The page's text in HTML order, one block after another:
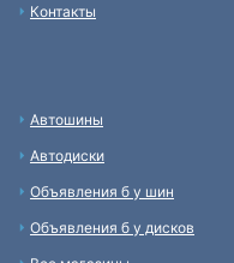
Контакты
Автошины
Автодиски
Объявления б у шин
Объявления б у дисков